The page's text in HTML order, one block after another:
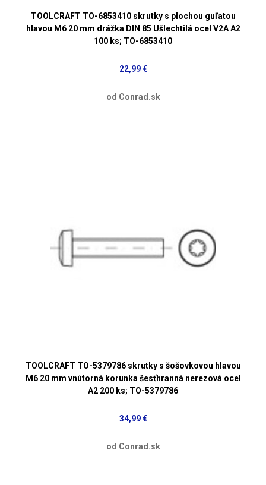
TOOLCRAFT TO-6853410 skrutky s plochou guľatou
hlavou M6 20 mm drážka DIN 85 Ušlechtilá ocel V2A A2
100 ks; TO-6853410
22,99 €
od Conrad.sk
TOOLCRAFT TO-5379786 skrutky s šošovkovou hlavou
M6 20 mm vnútorná korunka šesťhranná nerezová ocel
A2 200 ks; TO-5379786
34,99 €
od Conrad.sk